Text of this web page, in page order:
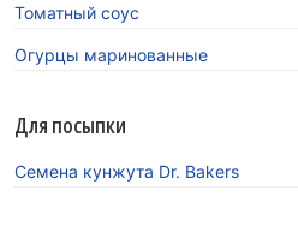
Томатный соус
Огурцы маринованные
Для посыпки
Семена кунжута Dr. Bakers